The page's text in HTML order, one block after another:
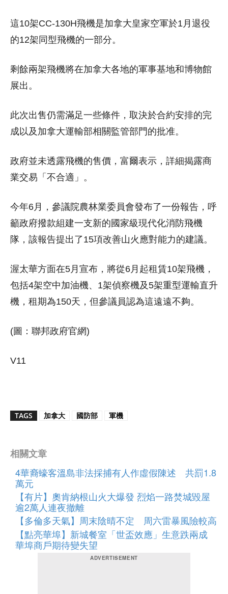
這10架CC-130H飛機是加拿大皇家空軍於1月退役
的12架同型飛機的一部分。
剩餘兩架飛機將在加拿大各地的軍事基地和博物館
展出。
此次出售仍需滿足一些條件，取決於合約安排的完
成以及加拿大運輸部相關監管部門的批准。
政府並未透露飛機的售價，富爾表示，詳細揭露商
業交易「不合適」。
今年6月，參議院農林業委員會發布了一份報告，呼
籲政府撥款組建一支新的國家級現代化消防飛機
隊，該報告提出了15項改善山火應對能力的建議。
渥太華方面在5月宣布，將從6月起租賃10架飛機，
包括4架空中加油機、1架偵察機及5架重型運輸直升
機，租期為150天，但參議員認為這遠遠不夠。
(圖：聯邦政府官網)
V11
TAGS 加拿大 國防部 軍機
相關文章
4華裔蠔客溫島非法採捕有人作虛假陳述 共罰1.8
萬元
【有片】奧肯納根山火大爆發 烈焰一路焚城毀屋
逾2萬人連夜撤離
【多倫多天氣】周末陰晴不定 周六雷暴風險較高
【點亮華埠】新城餐室「世盃效應」生意跌兩成
華埠商戶期待變失望